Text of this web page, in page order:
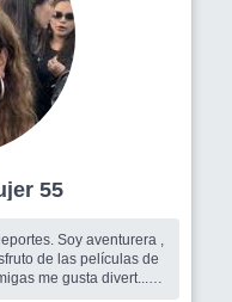
Mujer 55
Soy aventurera ,
me gusta divert...